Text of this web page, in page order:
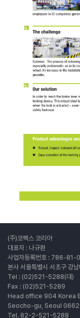
(주)코펙스 코리아
대표자 : 나규환
사업자등록번호 : 786-81-
본사 서울특별시 서초구 강
Tel : (02)521-5288(대)
Fax : (02)521-5289
Head office 904 Korea
Seocho-gu, Seoul
Tel. 82-2-521-5288